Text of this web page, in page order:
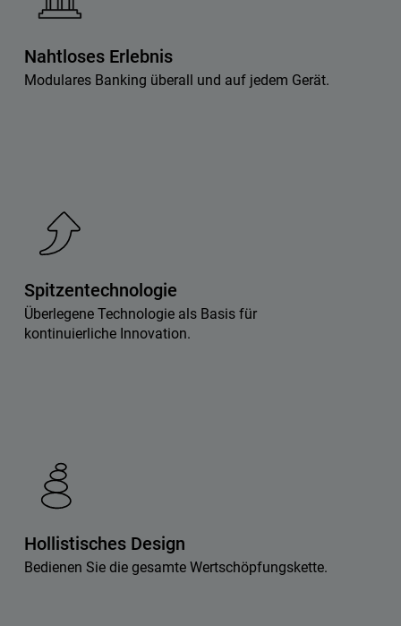
Nahtloses Erlebnis
Modulares Banking überall und auf jedem Gerät.
Spitzentechnologie
Überlegene Technologie als Basis für
kontinuierliche Innovation.
Hollistisches Design
Bedienen Sie die gesamte Wertschöpfungskette.